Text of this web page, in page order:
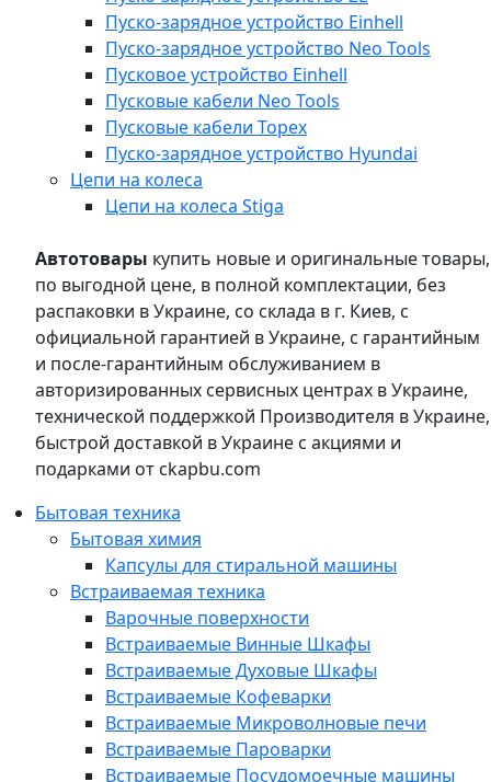
Пуско-зарядное устройство Einhell
Пуско-зарядное устройство Neo Tools
Пусковое устройство Einhell
Пусковые кабели Neo Tools
Пусковые кабели Topex
Пуско-зарядное устройство Hyundai
Цепи на колеса
Цепи на колеса Stiga
Автотовары купить новые и оригинальные товары,
по выгодной цене, в полной комплектации, без
распаковки в Украине, со склада в г. Киев, с
официальной гарантией в Украине, с гарантийным
и после-гарантийным обслуживанием в
авторизированных сервисных центрах в Украине,
технической поддержкой Производителя в Украине,
быстрой доставкой в Украине с акциями и
подарками от ckapbu.com
Бытовая техника
Бытовая химия
Капсулы для стиральной машины
Встраиваемая техника
Варочные поверхности
Встраиваемые Винные Шкафы
Встраиваемые Духовые Шкафы
Встраиваемые Кофеварки
Встраиваемые Микроволновые печи
Встраиваемые Пароварки
Встраиваемые Посудомоечные машины